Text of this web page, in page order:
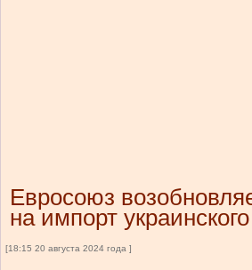
Евросоюз
на импорт
[18:15 20 августа 2024 года ]